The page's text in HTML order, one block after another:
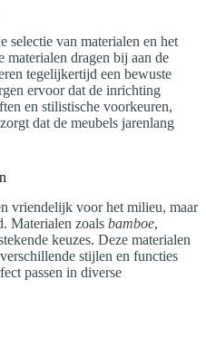
selectie van materialen en het
dragen bij aan de
tegelijkertijd een bewuste
ervoor dat de inrichting
en stilistische voorkeuren,
dat de meubels jarenlang
vriendelijk voor het milieu, maar
Materialen zoals bamboe,
keuzes. Deze materialen
stijlen en functies
passen in diverse